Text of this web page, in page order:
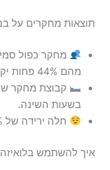
תוצאות מחקרים על
מהם 44% פחות יקיצות במהלך השינה.
בשעות השינה.
חלה ירידה של 34% בתחושות חרדה.
איך להשתמש